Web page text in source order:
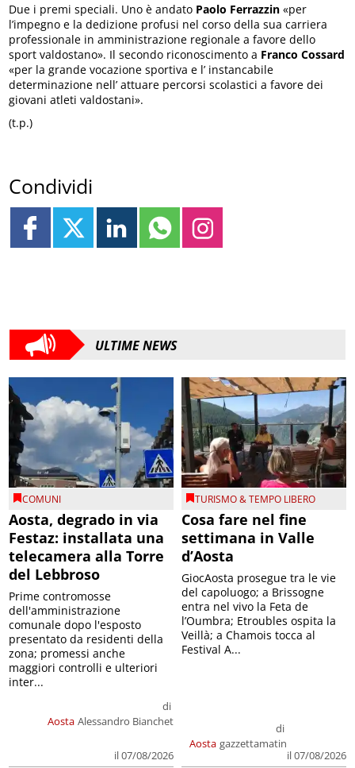
Due i premi speciali. Uno è andato Paolo Ferrazzin «per
l’impegno e la dedizione profusi nel corso della sua carriera
professionale in amministrazione regionale a favore dello
sport valdostano». Il secondo riconoscimento a Franco Cossard
«per la grande vocazione sportiva e l’ instancabile
determinazione nell’ attuare percorsi scolastici a favore dei
giovani atleti valdostani».
(t.p.)
Condividi
ULTIME NEWS
COMUNI
Aosta, degrado in via
Festaz: installata una
telecamera alla Torre
del Lebbroso
Aosta
di
Alessandro Bianchet
il 07/08/2026
Prime contromosse
dell'amministrazione
comunale dopo l'esposto
presentato da residenti della
zona; promessi anche
maggiori controlli e ulteriori
inter...
TURISMO & TEMPO LIBERO
Cosa fare nel fine
settimana in Valle
d’Aosta
Aosta
di
gazzettamatin
il 07/08/2026
GiocAosta prosegue tra le vie
del capoluogo; a Brissogne
entra nel vivo la Feta de
l’Oumbra; Etroubles ospita la
Veillà; a Chamois tocca al
Festival A...